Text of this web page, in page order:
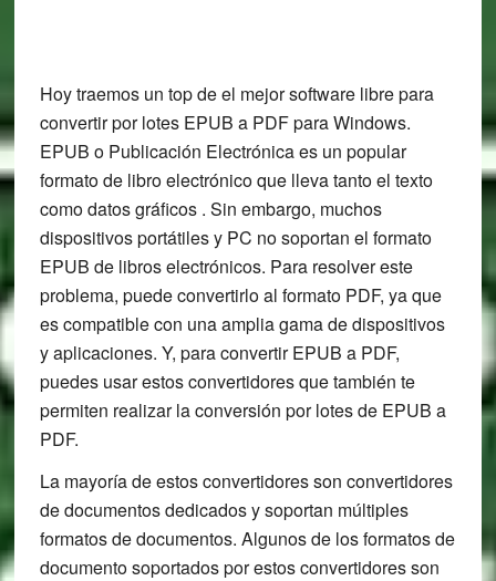
Hoy traemos un top de el mejor software libre para
convertir por lotes EPUB a PDF para Windows.
EPUB o Publicación Electrónica es un popular
formato de libro electrónico que lleva tanto el texto
como datos gráficos . Sin embargo, muchos
dispositivos portátiles y PC no soportan el formato
EPUB de libros electrónicos. Para resolver este
problema, puede convertirlo al formato PDF, ya que
es compatible con una amplia gama de dispositivos
y aplicaciones. Y, para convertir EPUB a PDF,
puedes usar estos convertidores que también te
permiten realizar la conversión por lotes de EPUB a
PDF.
La mayoría de estos convertidores son convertidores
de documentos dedicados y soportan múltiples
formatos de documentos. Algunos de los formatos de
documento soportados por estos convertidores son